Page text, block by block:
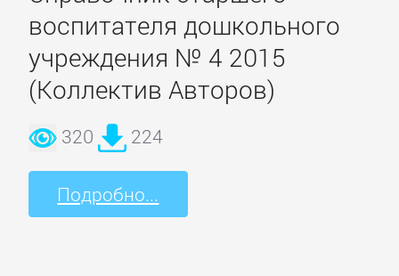
воспитателя дошкольного
учреждения № 4 2015
(Коллектив Авторов)
320 224
Подробно...
Программы
ЛЮБОВНЫЕ
РОМАНЫ
Зарубежные